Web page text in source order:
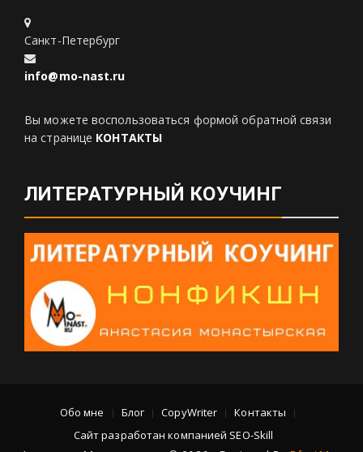
Санкт-Петербург
info@mo-nast.ru
Вы можете воспользоваться формой обратной связи
на странице КОНТАКТЫ
ЛИТЕРАТУРНЫЙ КОУЧИНГ
Обо мне Блог CopyWriter
Контакты
Сайт разработан компанией SEO-Skill